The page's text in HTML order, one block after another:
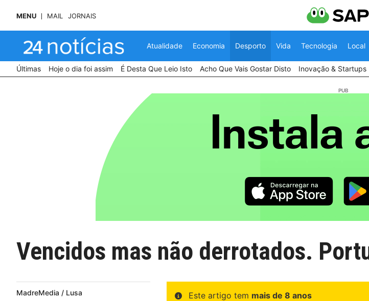
MENU MAIL JORNAIS
Atualidade Economia Desporto Vida Tecnologia Local
Últimas Hoje o dia foi assim É Desta Que Leio Isto Acho Que Vais Gostar Disto Inovação & Startups
Vencidos mas não derrotados.
MadreMedia / Lusa Este artigo tem mais de 8 anos